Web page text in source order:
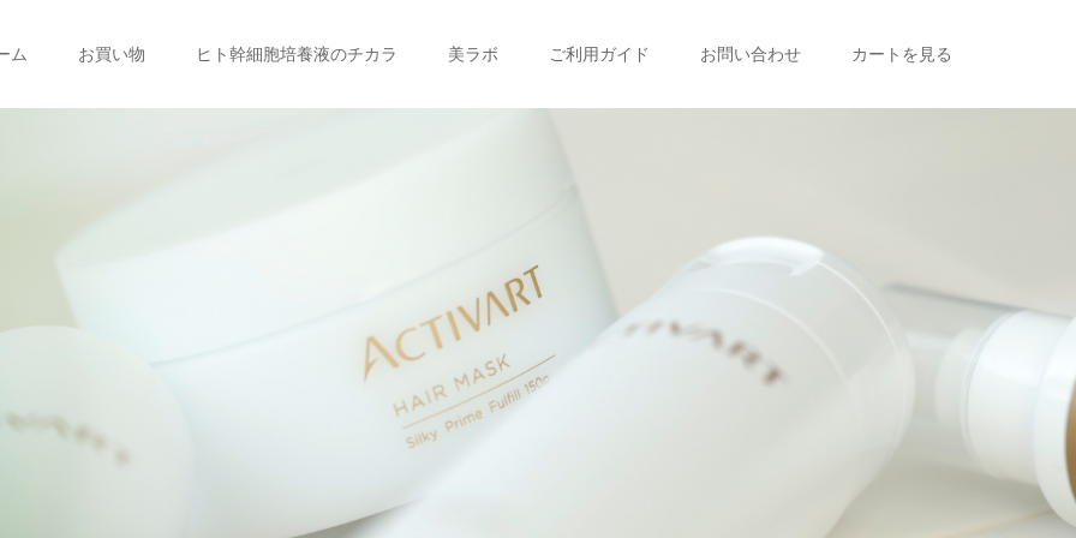
ム お買い物 ヒト幹細胞培養液のチカラ 美ラボ ご利用ガイド お問い合わせ カートを見る